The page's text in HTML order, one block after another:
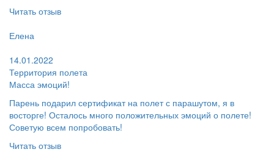
Читать отзыв
Елена
14.01.2022
Территория полета
Масса эмоций!
Парень подарил сертификат на полет с парашутом, я в
восторге! Осталось много положительных эмоций о полете!
Советую всем попробовать!
Читать отзыв